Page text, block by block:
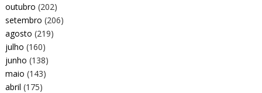
outubro (202)
setembro (206)
agosto (219)
julho (160)
junho (138)
maio (143)
abril (175)